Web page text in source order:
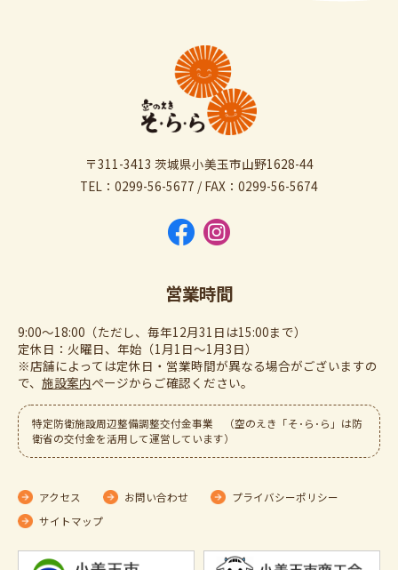
〒311-3413 茨城県小美玉市山野1628-44
TEL：0299-56-5677 / FAX：0299-56-5674
営業時間
9:00～18:00（ただし、毎年12月31日は15:00まで）
定休日：火曜日、年始（1月1日～1月3日）
※店舗によっては定休日・営業時間が異なる場合がございますの
で、 施設案内ぺージからご確認ください。
特定防衛施設周辺整備調整交付金事業 （空のえき「そ･ら･ら」は防
衛省の交付金を活用して運営しています）
アクセス お問い合わせ
プライバシーポリシー
サイトマップ